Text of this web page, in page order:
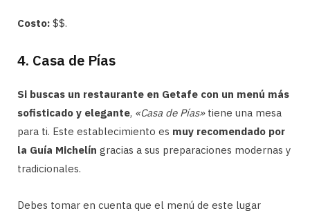
Costo: $$.
4. Casa de Pías
Si buscas un restaurante en Getafe con un menú más
sofisticado y elegante, «Casa de Pías»tiene una mesa
para ti. Este establecimiento es muy recomendado por
la Guía Michelín gracias a sus preparaciones modernas y
tradicionales.
Debes tomar en cuenta que el menú de este lugar